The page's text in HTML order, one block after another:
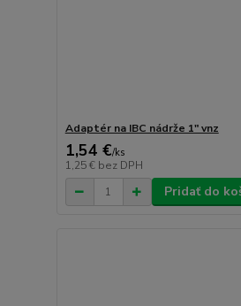
Adaptér na IBC nádrže 1" vnz
1,54 €/ks
1,25 € bez DPH
Pridať do